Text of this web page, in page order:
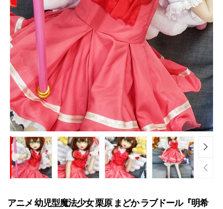
アニメ 幼児型魔法少女 栗原 まどか ラブドール『明希